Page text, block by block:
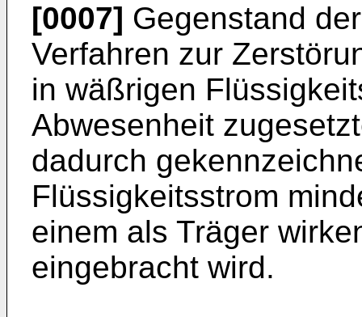
[0007] Gegenstand
Verfahren zur
in wäßrigen
Abwesenheit
dadurch
Flüssigkeitsstrom
einem als Träger
eingebracht wird.